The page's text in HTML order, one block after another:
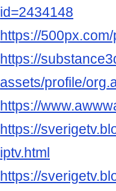
id=2434148
https://
https://
assets/profile/
https://
https://
iptv.html
https://